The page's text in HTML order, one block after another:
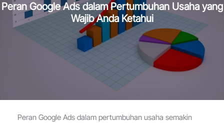
Peran Google Ads dalam Pertumbuhan Usaha yang
Wajib Anda Ketahui
Peran Google Ads dalam pertumbuhan usaha semakin